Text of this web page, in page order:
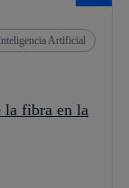
Inteligencia Artificial
la fibra en la